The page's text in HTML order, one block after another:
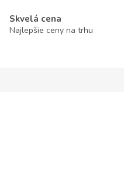
Skvelá cena
Najlepšie ceny na trhu